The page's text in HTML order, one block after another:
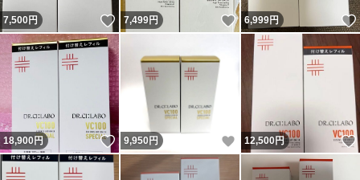
7,500円 いいね！
7,499円 いいね！
6,999円
18,900円 いいね！
9,950 円 いいね！
12,500円